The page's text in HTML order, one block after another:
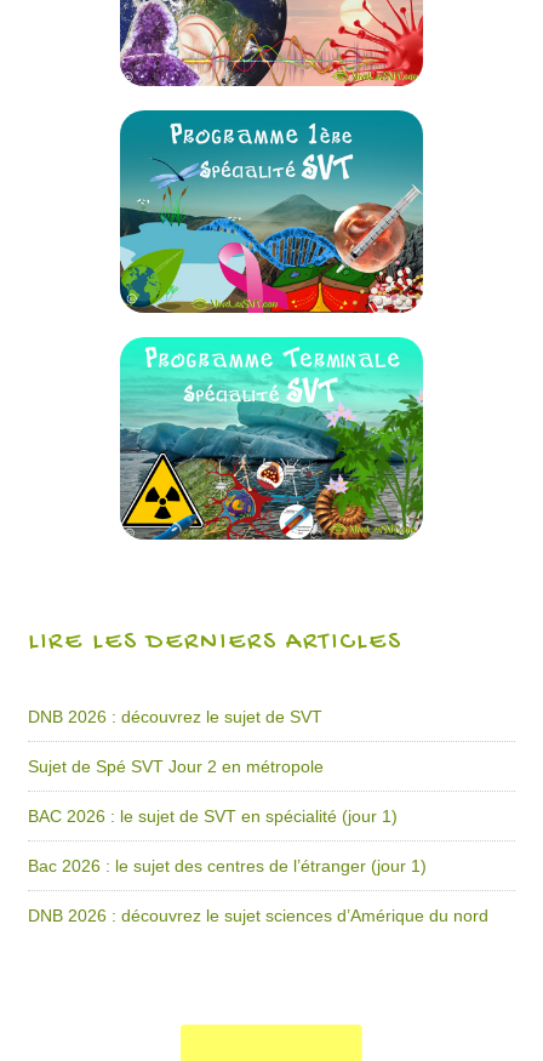
LIRE LES DERNIERS ARTICLES
DNB 2026 : découvrez le sujet de SVT
Sujet de Spé SVT Jour 2 en métropole
BAC 2026 : le sujet de SVT en spécialité (jour 1)
Bac 2026 : le sujet des centres de l’étranger (jour 1)
DNB 2026 : découvrez le sujet sciences d’Amérique du nord